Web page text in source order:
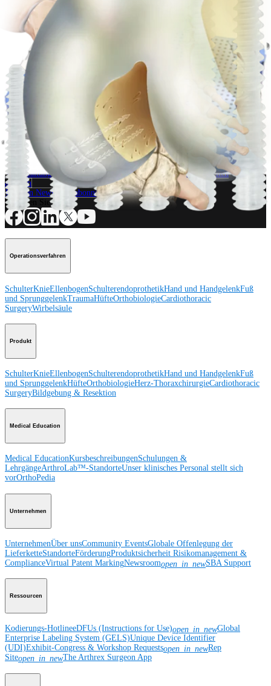
Operationsverfahren
Knie
OCD-Fixierung
Operationsverfahren
Wie können wir Ihnen helfen?
Medizinproduktberater:in kontaktieren
Veranstaltungen, Lab-Vorführungen und Schulungsmöglichkeiten
ansehen
Unseren Newsletter abonnieren
Besuchen Sie uns
Operationsverfahren
SchulterKnieEllenbogenSchulterendoprothetikHand und HandgelenkFuß
und SprunggelenkTraumaHüfteOrthobiologieCardiothoracic
SurgeryWirbelsäule
Produkt
SchulterKnieEllenbogenSchulterendoprothetikHand und HandgelenkFuß
und SprunggelenkHüfteOrthobiologieHerz-ThoraxchirurgieCardiothoracic
SurgeryBildgebung & Resektion
Medical Education
Medical EducationKursbeschreibungenSchulungen &
LehrgängeArthroLab™-StandorteUnser klinisches Personal stellt sich
vorOrthoPedia
Unternehmen
UnternehmenÜber unsCommunity EventsGlobale Offenlegung der
LieferketteStandorteFörderungProduktsicherheit Risikomanagement &
ComplianceVirtual Patent MarkingNewsroomopen_in_newSBA Support
Ressourcen
Kodierungs-HotlineeDFUs (Instructions for Use)open_in_newGlobal
Enterprise Labeling System (GELS)Unique Device Identifier
(UDI)Exhibit-Congress & Workshop Requestsopen_in_newRep
Siteopen_in_newThe Arthrex Surgeon App